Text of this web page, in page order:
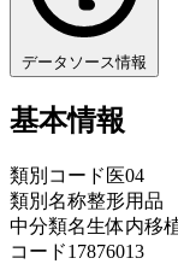
データソース情報
基本情報
類別コード 医04
類別名称整形用品
中分類名生体内移
コード17876013